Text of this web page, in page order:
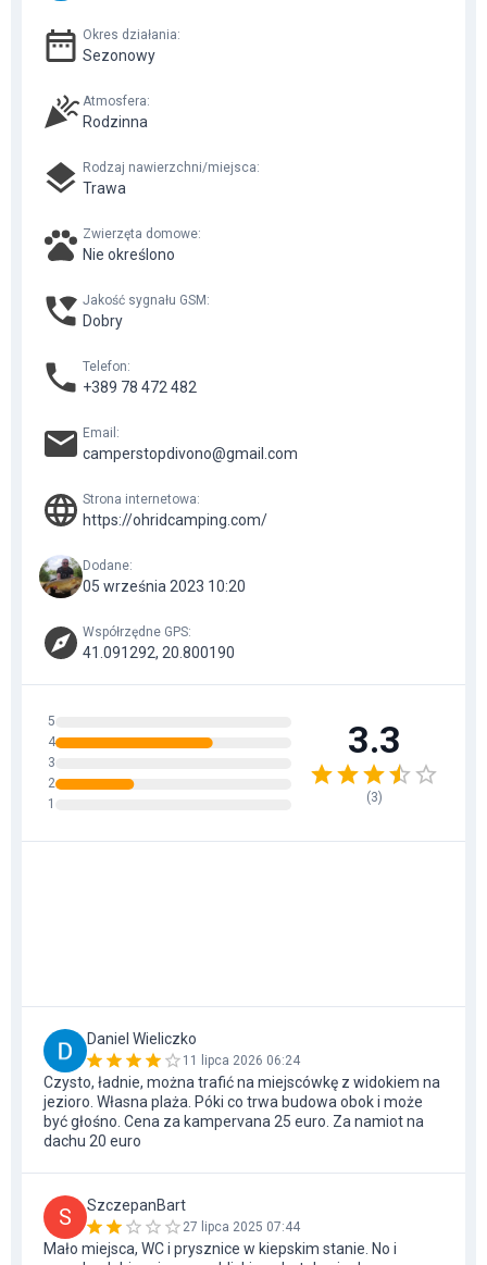
Okres działania:
Sezonowy
Atmosfera:
Rodzinna
Rodzaj nawierzchni/miejsca:
Trawa
Zwierzęta domowe:
Nie określono
Jakość sygnału GSM :
Dobry
Telefon:
+389 78 472 482
Email :
camperstopdivono@gmail.com
Strona internetowa:
https://ohridcamping.com/
Dodane:
05 września 2023 10:20
Współrzędne GPS:
41.091292, 20.800190
5
4
3
2
1
3.3
(3)
Daniel Wieliczko
11 lipca 2026 06:24
Czysto, ładnie, można trafić na miejscówkę z widokiem na
jezioro. Własna plaża. Póki co trwa budowa obok i może
być głośno. Cena za kampervana 25 euro. Za namiot na
dachu 20 euro
S SzczepanBart
27 lipca 2025 07:44
Mało miejsca, WC i prysznice w kiepskim stanie. No i